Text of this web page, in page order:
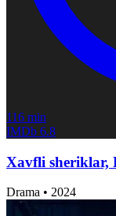
116 min
IMDb 6.8
Xavfli sheriklar,
Drama • 2024